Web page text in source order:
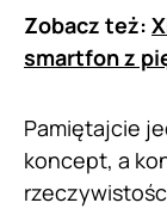
Zobacz też:
smartfon z
Pamiętajcie
koncept, a